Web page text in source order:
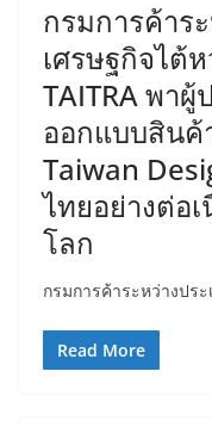
กรมการค้าร
เศรษฐกิจไต้
TAITRA พา
ออกแบบสินค้
Taiwan
ไทยอย่างต่อ
โลก
กรมการค้าระหว่างประเ
Read More